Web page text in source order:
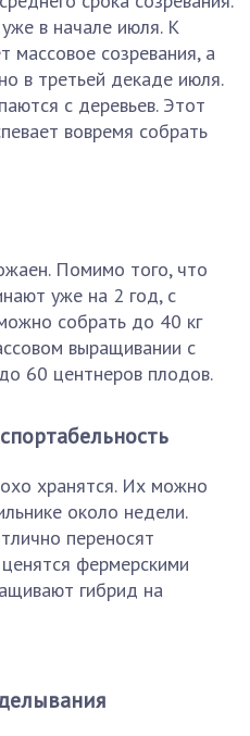
в начале июля. К
массовое созревания, а
в третьей декаде июля.
с деревьев. Этот
вовремя собрать
Помимо того, что
уже на 2 год, с
собрать до 40 кг
выращивании с
60 центнеров плодов.
хранятся. Их можно
около недели.
переносят
фермерскими
гибрид на